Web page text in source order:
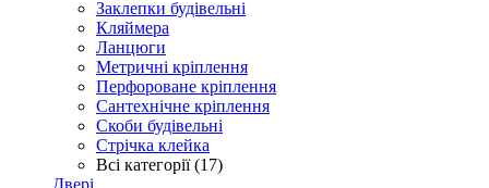
Заклепки будівельні
Кляймера
Ланцюги
Метричні кріплення
Перфороване кріплення
Сантехнічне кріплення
Скоби будівельні
Стрічка клейка
Всі категорії (17)
Двері